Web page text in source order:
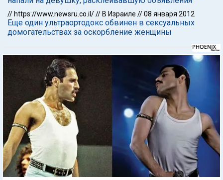
// https://www.newsru.co.il/// В Израиле //08 января 2012
Еще один ультраортодокс обвинен в сексуальных
домогательствах за оскорбление женщины